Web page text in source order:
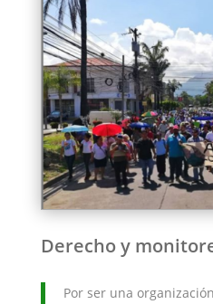
Derecho y
Por ser una